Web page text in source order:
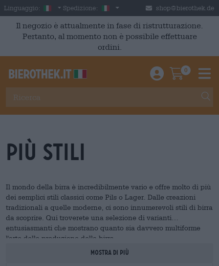
Skip to main content
Linguaggio: Italian
Spedizione: Italia shop@bierothek.de
Il negozio è attualmente in fase di ristrutturazione.
Pertanto, al momento non è possibile effettuare
ordini.
Einloggen /
0
più stili
Il mondo della birra è incredibilmente vario e offre molto di più
dei semplici stili classici come Pils o Lager. Dalle creazioni
tradizionali a quelle moderne, ci sono innumerevoli stili di birra
da scoprire. Qui troverete una selezione di varianti
entusiasmanti che mostrano quanto sia davvero multiforme
l'arte della produzione della birra.
MOSTRA DI PIù